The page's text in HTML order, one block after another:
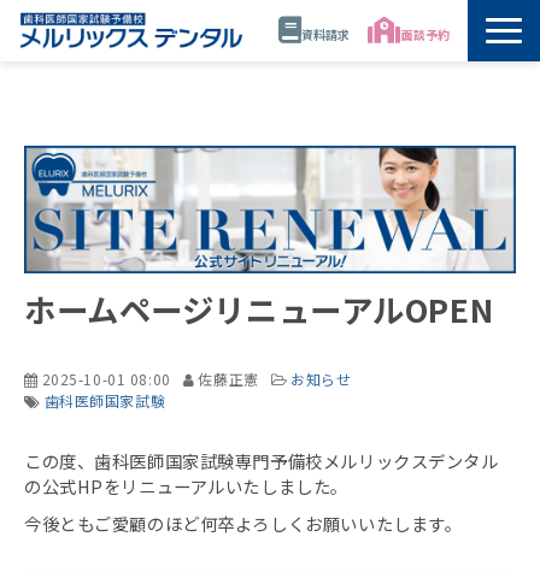
資料請求 面談予約
公開講座・模試・セミナー
年間スケジュール
講師
校舎情報
ホームページリニューアルOPEN
2025-10-01 08:00 佐藤正憲
お知らせ
歯科医師国家試験
この度、歯科医師国家試験専門予備校メルリックスデンタル
の公式HPをリニューアルいたしました。
今後ともご愛顧のほど何卒よろしくお願いいたします。